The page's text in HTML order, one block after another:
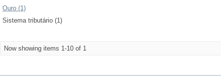
Ouro (1)
Sistema tributário (1)
Now showing items 1-10 of 1